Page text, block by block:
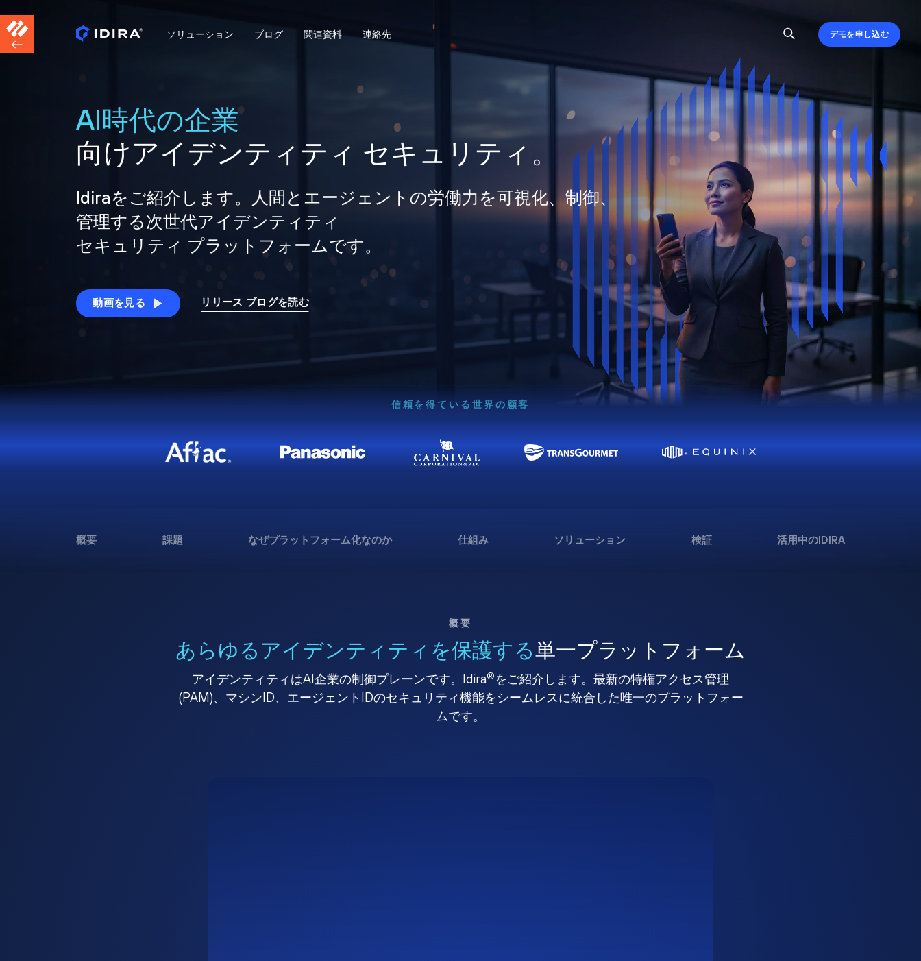
ソリューション ブログ 関連資料 連絡先 デモを申し込む
AI時代の企業
向けアイデンティティ セキュリティ。
Idiraをご紹介します。人間とエージェントの労働力を可視化、制御、
管理する次世代アイデンティティ
セキュリティ プラットフォームです。
動画を見る リリース ブログを読む
信頼を得ている世界の顧客
概要 課題 なぜプラットフォーム化なのか 仕組み ソリューション 検証 活用中のIDIRA
概要
あらゆるアイデンティティを保護する単一プラットフォーム
アイデンティティはAI企業の制御プレーンです。Idira®をご紹介します。最新の特権アクセス管理
(PAM)、マシンID、エージェントIDのセキュリティ機能をシームレスに統合した唯一のプラットフォー
ムです。